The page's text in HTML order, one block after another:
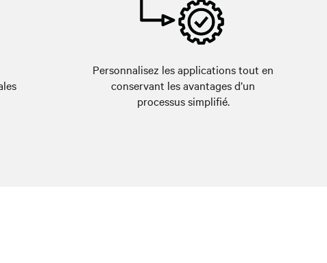
Personnalisez les applications tout en
conservant les avantages d’un
processus simplifié.